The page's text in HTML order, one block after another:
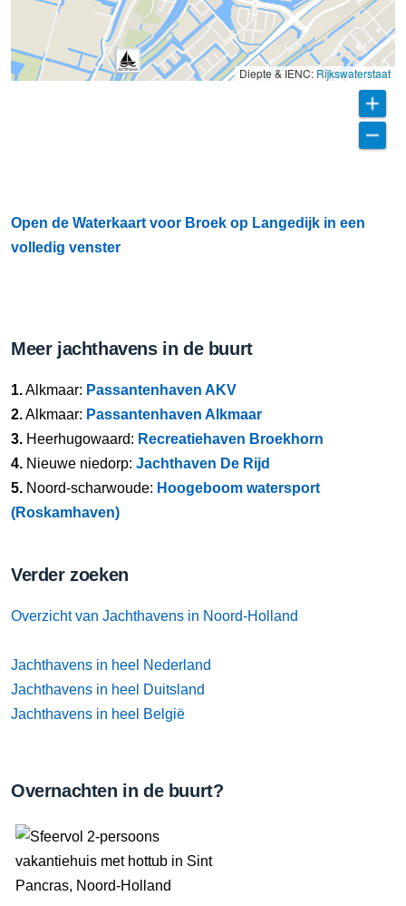
Diepte & IENC: Rijkswaterstaat
Open de Waterkaart voor Broek op Langedijk in een
volledig venster
Meer jachthavens in de buurt
1.Alkmaar: Passantenhaven AKV
2.Alkmaar: Passantenhaven Alkmaar
3. Heerhugowaard: Recreatiehaven Broekhorn
4. Nieuwe niedorp: Jachthaven De Rijd
5. Noord-scharwoude: Hoogeboom watersport
(Roskamhaven)
Verder zoeken
Overzicht van Jachthavens in Noord-Holland
Jachthavens in heel Nederland
Jachthavens in heel Duitsland
Jachthavens in heel België
Overnachten in de buurt?